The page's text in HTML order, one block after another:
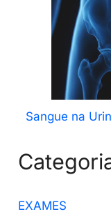
Sangue na
EXAMES